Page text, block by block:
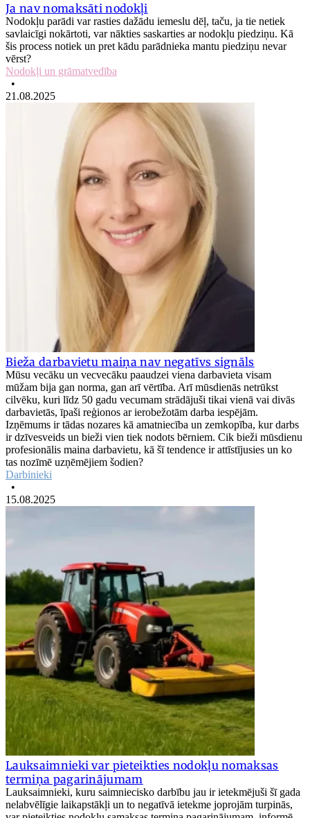
Ja nav nomaksāti nodokļi
Nodokļu parādi var rasties dažādu iemeslu dēļ, taču, ja tie netiek
savlaicīgi nokārtoti, var nākties saskarties ar nodokļu piedziņu. Kā
šis process notiek un pret kādu parādnieka mantu piedziņu nevar
vērst?
Nodokļi un grāmatvedība
•
21.08.2025
Bieža darbavietu maiņa nav negatīvs signāls
Mūsu vecāku un vecvecāku paaudzei viena darbavieta visam
mūžam bija gan norma, gan arī vērtība. Arī mūsdienās netrūkst
cilvēku, kuri līdz 50 gadu vecumam strādājuši tikai vienā vai divās
darbavietās, īpaši reģionos ar ierobežotām darba iespējām.
Izņēmums ir tādas nozares kā amatniecība un zemkopība, kur darbs
ir dzīvesveids un bieži vien tiek nodots bērniem. Cik bieži mūsdienu
profesionālis maina darbavietu, kā šī tendence ir attīstījusies un ko
tas nozīmē uzņēmējiem šodien?
Darbinieki
•
15.08.2025
Lauksaimnieki var pieteikties nodokļu nomaksas
termiņa pagarinājumam
Lauksaimnieki, kuru saimniecisko darbību jau ir ietekmējuši šī gada
nelabvēlīgie laikapstākļi un to negatīvā ietekme joprojām turpinās,